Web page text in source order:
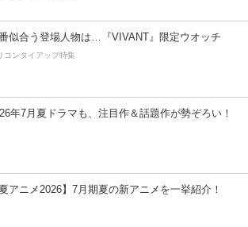
似合う登場人物は…『VIVANT』限定ウオッチ
コンタイアップ特集
年7月夏ドラマも、注目作＆話題作が勢ぞろい！
夏アニメ2026】7月期夏の新アニメを一挙紹介！